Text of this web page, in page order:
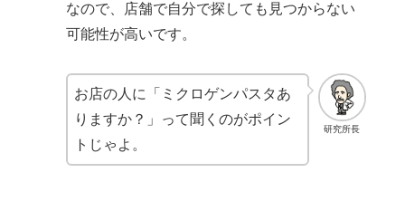
なので、店舗で自分で探しても見つからない
可能性が高いです。
研究所長
お店の人に「ミクロゲンパスタあ
りますか？」って聞くのがポイン
トじゃよ。